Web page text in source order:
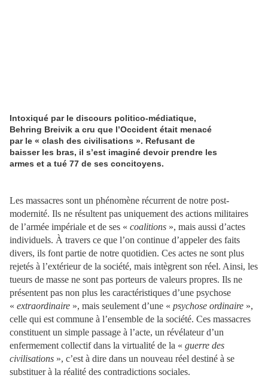
Intoxiqué par le discours politico-médiatique,
Behring Breivik a cru que l’Occident était menacé
par le « clash des civilisations ». Refusant de
baisser les bras, il s’est imaginé devoir prendre les
armes et a tué 77 de ses concitoyens.
Les massacres sont un phénomène récurrent de notre post-
modernité. Ils ne résultent pas uniquement des actions militaires
de l’armée impériale et de ses « coalitions », mais aussi d’actes
individuels. À travers ce que l’on continue d’appeler des faits
divers, ils font partie de notre quotidien. Ces actes ne sont plus
rejetés à l’extérieur de la société, mais intègrent son réel. Ainsi, les
tueurs de masse ne sont pas porteurs de valeurs propres. Ils ne
présentent pas non plus les caractéristiques d’une psychose
« extraordinaire », mais seulement d’une « psychose ordinaire »,
celle qui est commune à l’ensemble de la société. Ces massacres
constituent un simple passage à l’acte, un révélateur d’un
enfermement collectif dans la virtualité de la « guerre des
civilisations », c’est à dire dans un nouveau réel destiné à se
substituer à la réalité des contradictions sociales.